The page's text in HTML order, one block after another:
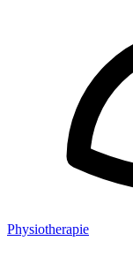
Physiotherapie